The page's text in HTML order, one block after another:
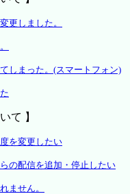
更しました。
しまった。(スマートフォン)
て 】
を変更したい
の配信を追加・停止したい
ません。